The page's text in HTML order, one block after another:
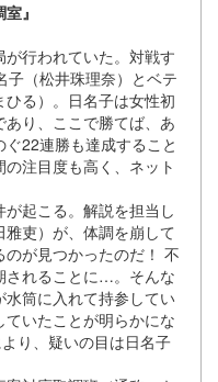
』
行われていた。対戦す
子（松井珠理奈）とベテ
る）。日名子は女性初
り、ここで勝てば、あ
22連勝も達成すること
注目度も高く、ネット
起こる。解説を担当し
吏）が、体調を崩して
が見つかったのだ！ 不
されることに…。そんな
筒に入れて持参してい
いたことが明らかにな
り、疑いの目は日名子